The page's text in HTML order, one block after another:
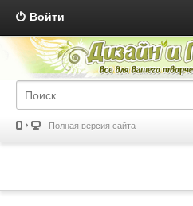
Войти
Полная версия сайта